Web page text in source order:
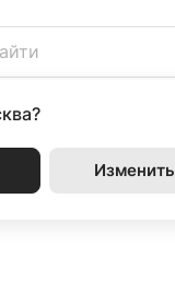
Изменить
Акции